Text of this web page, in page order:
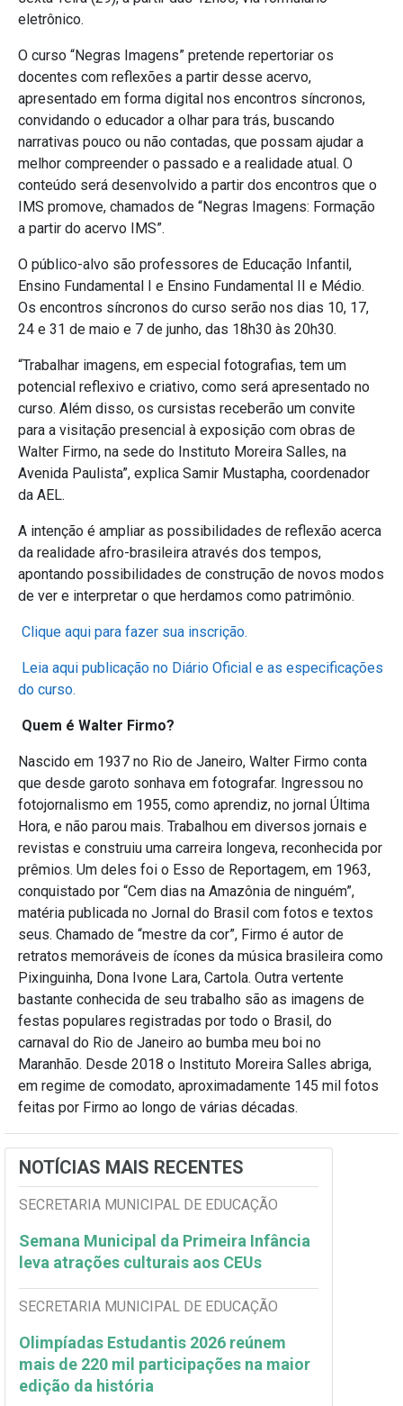
eletrônico.
O curso “Negras Imagens” pretende repertoriar os
docentes com reflexões a partir desse acervo,
apresentado em forma digital nos encontros síncronos,
convidando o educador a olhar para trás, buscando
narrativas pouco ou não contadas, que possam ajudar a
melhor compreender o passado e a realidade atual. O
conteúdo será desenvolvido a partir dos encontros que o
IMS promove, chamados de “Negras Imagens: Formação
a partir do acervo IMS”.
O público-alvo são professores de Educação Infantil,
Ensino Fundamental I e Ensino Fundamental II e Médio.
Os encontros síncronos do curso serão nos dias 10, 17,
24 e 31 de maio e 7 de junho, das 18h30 às 20h30.
“Trabalhar imagens, em especial fotografias, tem um
potencial reflexivo e criativo, como será apresentado no
curso. Além disso, os cursistas receberão um convite
para a visitação presencial à exposição com obras de
Walter Firmo, na sede do Instituto Moreira Salles, na
Avenida Paulista”, explica Samir Mustapha, coordenador
da AEL.
A intenção é ampliar as possibilidades de reflexão acerca
da realidade afro-brasileira através dos tempos,
apontando possibilidades de construção de novos modos
de ver e interpretar o que herdamos como patrimônio.
Clique aqui para fazer sua inscrição.
Leia aqui publicação no Diário Oficial e as especificações
do curso.
Quem é Walter Firmo?
Nascido em 1937 no Rio de Janeiro, Walter Firmo conta
que desde garoto sonhava em fotografar. Ingressou no
fotojornalismo em 1955, como aprendiz, no jornal Última
Hora, e não parou mais. Trabalhou em diversos jornais e
revistas e construiu uma carreira longeva, reconhecida por
prêmios. Um deles foi o Esso de Reportagem, em 1963,
conquistado por “Cem dias na Amazônia de ninguém”,
matéria publicada no Jornal do Brasil com fotos e textos
seus. Chamado de “mestre da cor”, Firmo é autor de
retratos memoráveis de ícones da música brasileira como
Pixinguinha, Dona Ivone Lara, Cartola. Outra vertente
bastante conhecida de seu trabalho são as imagens de
festas populares registradas por todo o Brasil, do
carnaval do Rio de Janeiro ao bumba meu boi no
Maranhão. Desde 2018 o Instituto Moreira Salles abriga,
em regime de comodato, aproximadamente 145 mil fotos
feitas por Firmo ao longo de várias décadas.
NOTÍCIAS MAIS RECENTES
SECRETARIA MUNICIPAL DE EDUCAÇÃO
Semana Municipal da Primeira Infância
leva atrações culturais aos CEUs
SECRETARIA MUNICIPAL DE EDUCAÇÃO
Olimpíadas Estudantis 2026 reúnem
mais de 220 mil participações na maior
edição da história